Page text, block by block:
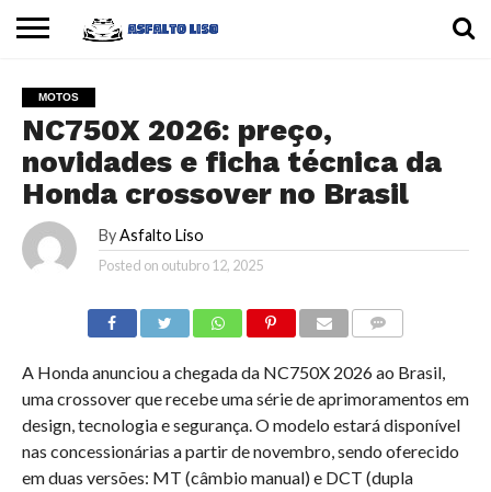
CARROS
MOTOS
DICAS
MOTOS
NC750X 2026: preço,
novidades e ficha técnica da
Honda crossover no Brasil
By Asfalto Liso
Posted on outubro 12, 2025
A Honda anunciou a chegada da NC750X 2026 ao Brasil,
uma crossover que recebe uma série de aprimoramentos em
design, tecnologia e segurança. O modelo estará disponível
nas concessionárias a partir de novembro, sendo oferecido
em duas versões: MT (câmbio manual) e DCT (dupla